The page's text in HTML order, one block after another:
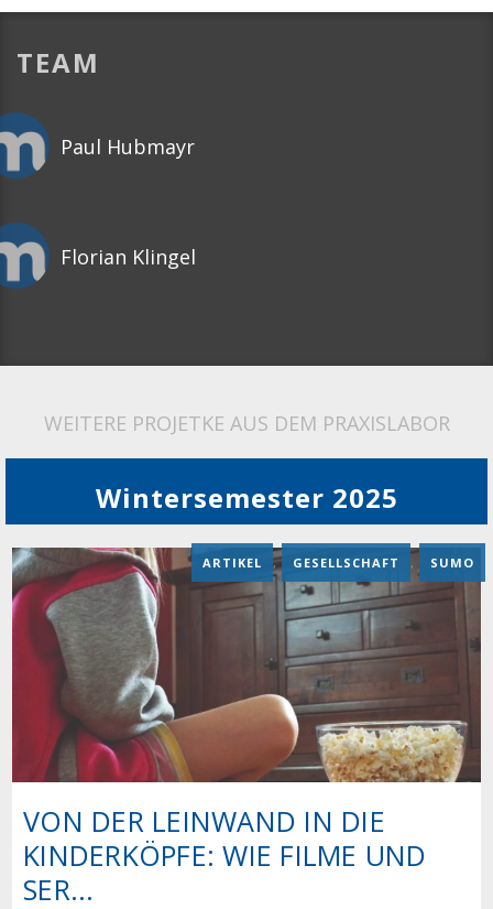
TEAM
Paul Hubmayr
Florian Klingel
WEITERE PROJETKE AUS DEM PRAXISLABOR
Wintersemester 2025
VON DER LEINWAND IN DIE
KINDERKÖPFE: WIE FILME UND
SER...
ARTIKEL , GESELLSCHAFT , SUMO